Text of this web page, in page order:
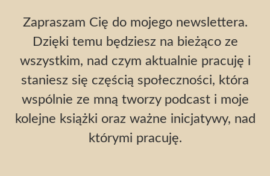
Zapraszam Cię do mojego newslettera.
Dzięki temu będziesz na bieżąco ze
wszystkim, nad czym aktualnie pracuję i
staniesz się częścią społeczności, która
wspólnie ze mną tworzy podcast i moje
kolejne książki oraz ważne inicjatywy, nad
którymi pracuję.